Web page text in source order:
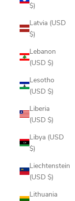
$)
Latvia (USD
$)
Lebanon
(USD $)
Lesotho
(USD $)
Liberia
(USD $)
Libya (USD
$)
Liechtenstein
(USD $)
Lithuania